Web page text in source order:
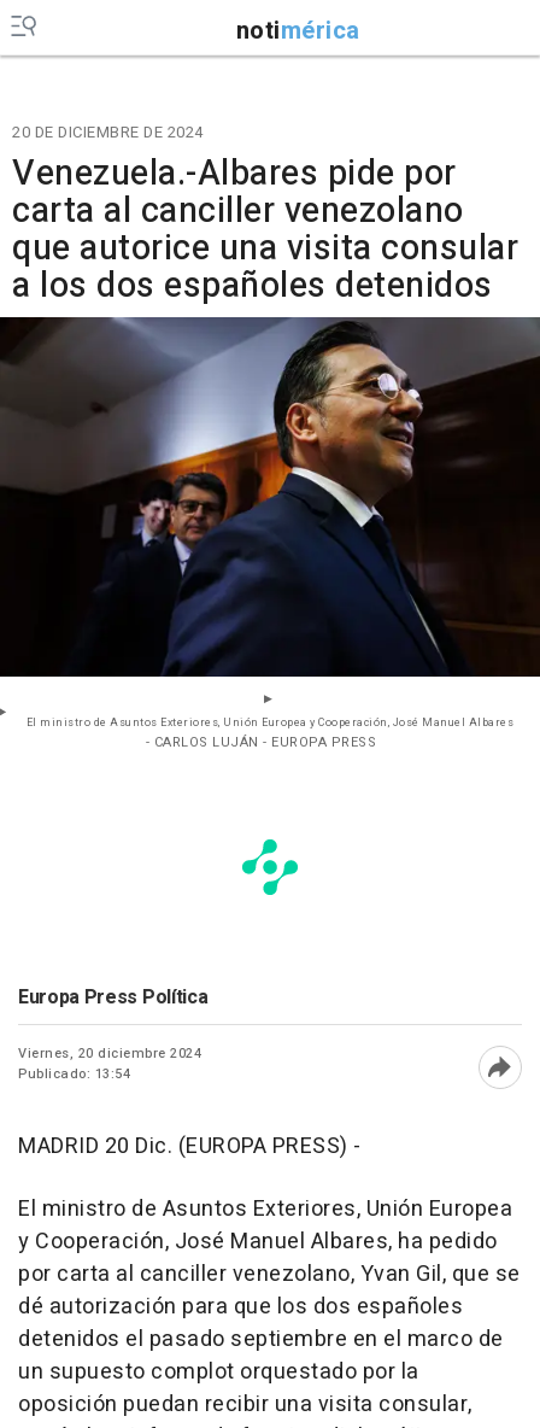
notimérica
20 DE DICIEMBRE DE 2024
Venezuela.-Albares pide por
carta al canciller venezolano
que autorice una visita consular
a los dos españoles detenidos
El ministro de Asuntos Exteriores, Unión Europea y Cooperación, José Manuel Albares
- CARLOS LUJÁN - EUROPA PRESS
Europa Press Política
Viernes, 20 diciembre 2024
Publicado: 13:54
MADRID 20 Dic. (EUROPA PRESS) -
El ministro de Asuntos Exteriores, Unión Europea
y Cooperación, José Manuel Albares, ha pedido
por carta al canciller venezolano, Yvan Gil, que se
dé autorización para que los dos españoles
detenidos el pasado septiembre en el marco de
un supuesto complot orquestado por la
oposición puedan recibir una visita consular,